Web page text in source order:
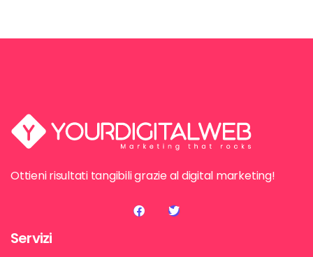
Ottieni risultati tangibili grazie al digital marketing!
Servizi